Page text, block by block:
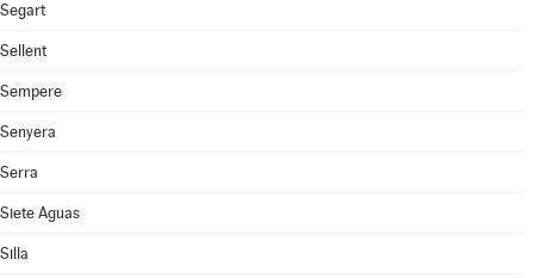
Segart
Sellent
Sempere
Senyera
Serra
Siete Aguas
Silla